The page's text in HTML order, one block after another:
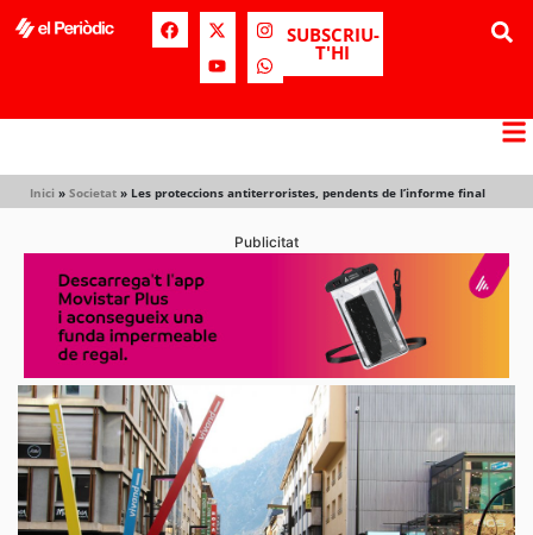
SUBSCRIU-
T'HI
Inici » Societat » Les proteccions antiterroristes, pendents de l’informe final
Publicitat